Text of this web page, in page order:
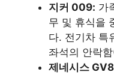
지커 009: 가
무 및 휴식을
다. 전기차 특
좌석의 안락
제네시스